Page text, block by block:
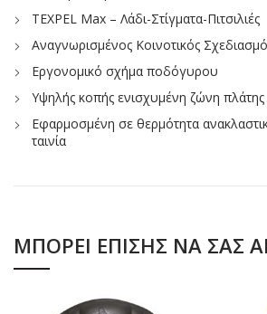
TEXPEL Max – Λάδι-Στίγματα-Πιτσιλιές
Αναγνωρισμένος Κοινοτικός
Εργονομικό σχήμα ποδόγυρου
Υψηλής κοπής ενισχυμένη ζώνη πλάτης
Εφαρμοσμένη σε θερμότητα
ταινία
ΜΠΟΡΕΊ ΕΠΊΣΗΣ ΝΑ ΣΑΣ